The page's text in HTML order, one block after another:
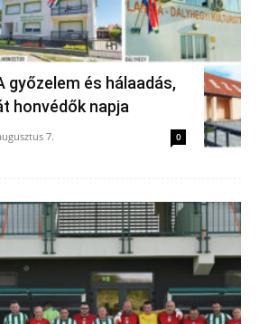
győzelem és hálaadás,
honvédők napja
7. 0